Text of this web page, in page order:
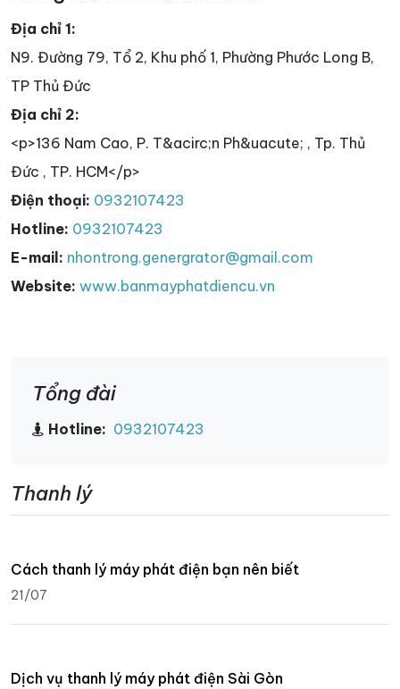
Địa chỉ 1:
N9. Đường 79, Tổ 2, Khu phố 1, Phường Phước Long B,
TP Thủ Đức
Địa chỉ 2:
<p>136 Nam Cao, P. T&acirc;n Ph&uacute; , Tp. Thủ
Đức , TP. HCM</p>
Điện thoại: 0932107423
Hotline: 0932107423
E-mail: nhontrong.genergrator@gmail.com
Website: www.banmayphatdiencu.vn
Tổng đài
Hotline: 0932107423
Thanh lý
Cách thanh lý máy phát điện bạn nên biết
21/07
Dịch vụ thanh lý máy phát điện Sài Gòn